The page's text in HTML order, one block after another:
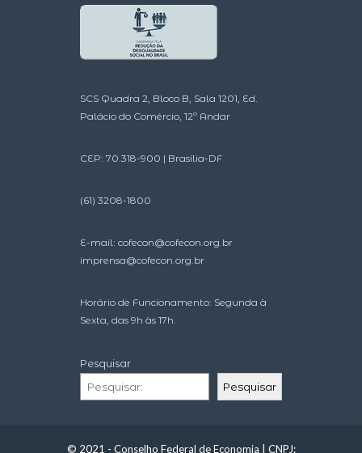
SCS Quadra 2, Bloco B, Sala 1201, Ed.
Palácio do Comércio, 12º Andar
CEP: 70.318-900 | Brasília-DF
(61) 3208-1800
E-mail: cofecon@cofecon.org.br
imprensa@cofecon.org.br
Horário de Funcionamento: Segunda à
Sexta, das 9h às 17h.
Pesquisar
Pesquisar
© 2021 - Conselho Federal de Economia | CNPJ: